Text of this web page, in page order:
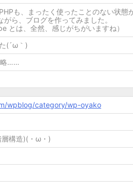
も、まったく使ったことのない状態
がら、ブログを作ってみました。
とは、全然、感じがちがいますね）
(´ω｀)
……
wpblog/category/wp-oyako
層構造)(・ω・)